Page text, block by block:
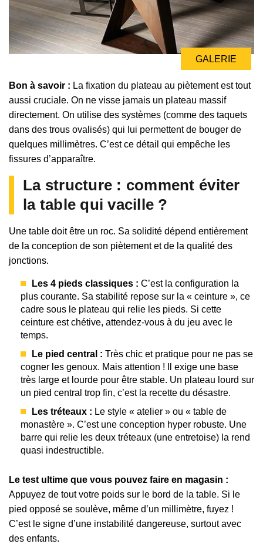
GALERIE
Bon à savoir : La fixation du plateau au piètement est tout
aussi cruciale. On ne visse jamais un plateau massif
directement. On utilise des systèmes (comme des taquets
dans des trous ovalisés) qui lui permettent de bouger de
quelques millimètres. C’est ce détail qui empêche les
fissures d’apparaître.
La structure : comment éviter
la table qui vacille ?
Une table doit être un roc. Sa solidité dépend entièrement
de la conception de son piètement et de la qualité des
jonctions.
Les 4 pieds classiques : C’est la configuration la
plus courante. Sa stabilité repose sur la « ceinture », ce
cadre sous le plateau qui relie les pieds. Si cette
ceinture est chétive, attendez-vous à du jeu avec le
temps.
Le pied central : Très chic et pratique pour ne pas se
cogner les genoux. Mais attention ! Il exige une base
très large et lourde pour être stable. Un plateau lourd sur
un pied central trop fin, c’est la recette du désastre.
Les tréteaux : Le style « atelier » ou « table de
monastère ». C’est une conception hyper robuste. Une
barre qui relie les deux tréteaux (une entretoise) la rend
quasi indestructible.
Le test ultime que vous pouvez faire en magasin :
Appuyez de tout votre poids sur le bord de la table. Si le
pied opposé se soulève, même d’un millimètre, fuyez !
C’est le signe d’une instabilité dangereuse, surtout avec
des enfants.